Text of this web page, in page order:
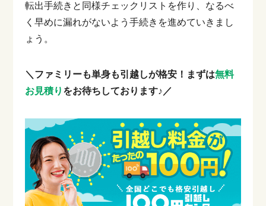
転出手続きと同様チェックリストを作り、なるべ
く早めに漏れがないよう手続きを進めていきまし
ょう。
＼ファミリーも単身も引越しが格安！まずは無料
お見積り をお待ちしております♪／